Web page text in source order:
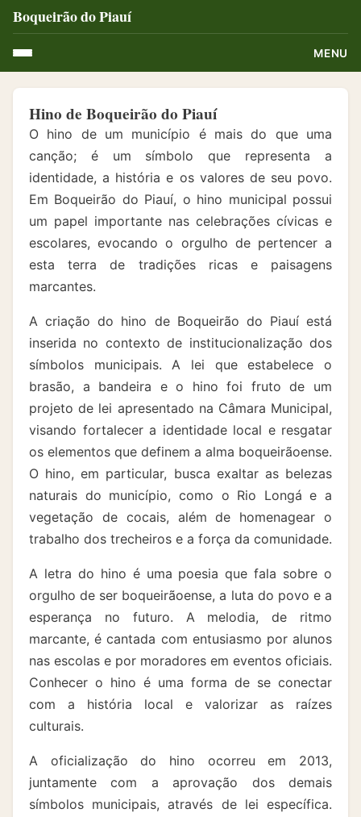
Boqueirão do Piauí
MENU
Hino de Boqueirão do Piauí
O hino de um município é mais do que uma
canção; é um símbolo que representa a
identidade, a história e os valores de seu povo.
Em Boqueirão do Piauí, o hino municipal possui
um papel importante nas celebrações cívicas e
escolares, evocando o orgulho de pertencer a
esta terra de tradições ricas e paisagens
marcantes.
A criação do hino de Boqueirão do Piauí está
inserida no contexto de institucionalização dos
símbolos municipais. A lei que estabelece o
brasão, a bandeira e o hino foi fruto de um
projeto de lei apresentado na Câmara Municipal,
visando fortalecer a identidade local e resgatar
os elementos que definem a alma boqueirãoense.
O hino, em particular, busca exaltar as belezas
naturais do município, como o Rio Longá e a
vegetação de cocais, além de homenagear o
trabalho dos trecheiros e a força da comunidade.
A letra do hino é uma poesia que fala sobre o
orgulho de ser boqueirãoense, a luta do povo e a
esperança no futuro. A melodia, de ritmo
marcante, é cantada com entusiasmo por alunos
nas escolas e por moradores em eventos oficiais.
Conhecer o hino é uma forma de se conectar
com a história local e valorizar as raízes
culturais.
A oficialização do hino ocorreu em 2013,
juntamente com a aprovação dos demais
símbolos municipais, através de lei específica.